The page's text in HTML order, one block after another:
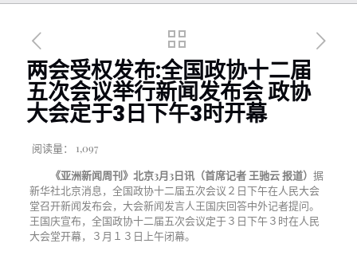
两会受权发布:全国政协十二届
五次会议举行新闻发布会 政协
大会定于3日下午3时开幕
阅读量：
1,097
《亚洲新闻周刊》北京3月3日讯（首席记者 王驰云 报道） 据
新华社北京消息，全国政协十二届五次会议２日下午在人民大会
堂召开新闻发布会，大会新闻发言人王国庆回答中外记者提问。
王国庆宣布，全国政协十二届五次会议定于３日下午３时在人民
大会堂开幕，３月１３日上午闭幕。